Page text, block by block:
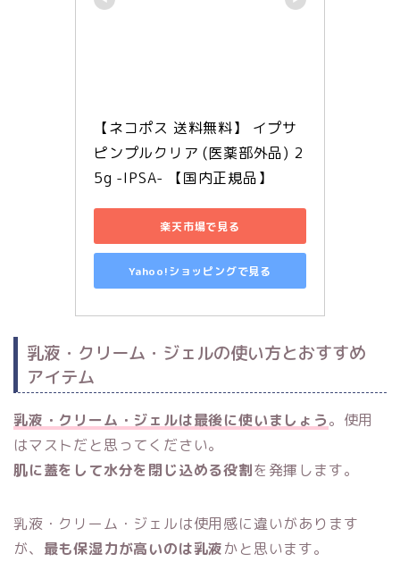
【ネコポス 送料無料】 イプサ
ピンプルクリア (医薬部外品) 2
5g -IPSA- 【国内正規品】
楽天市場で見る
Yahoo!ショッピングで見る
乳液・クリーム・ジェルの使い方とおすすめ
アイテム
乳液・クリーム・ジェルは最後に使いましょう。使用
はマストだと思ってください。
肌に蓋をして水分を閉じ込める役割を発揮します。
乳液・クリーム・ジェルは使用感に違いがあります
が、 最も保湿力が高いのは乳液かと思います。